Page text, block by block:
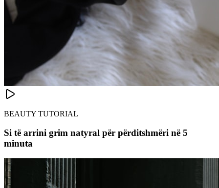
BEAUTY TUTORIAL
Si të arrini grim natyral për përditshmëri në 5
minuta